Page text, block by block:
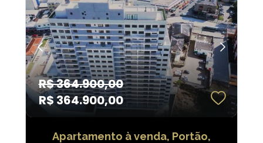
R$ 364.900,00
R$ 364.900,00
Apartamento à venda, Portão,